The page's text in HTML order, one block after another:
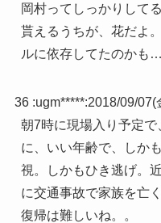
岡村ってしっかりして
貰えるうちが、花だよ
ルに依存してたのか
36 :ugm*****:2018/09/07(
朝7時に現場入り予定
に、いい年齢で、しか
視。しかもひき逃げ。
に交通事故で家族を亡
復帰は難しいね。。